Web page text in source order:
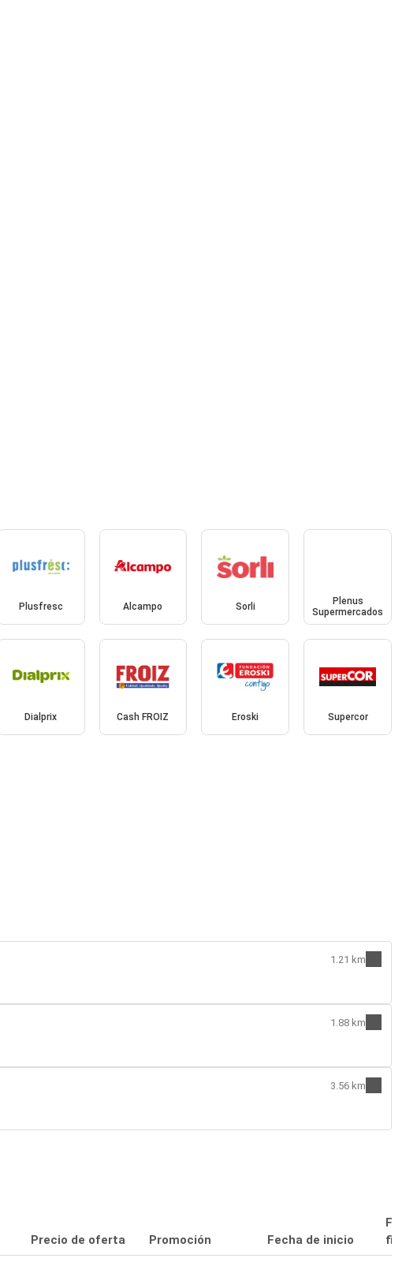
Plusfresc Alcampo Sorli
Plenus
Supermercados
Dialprix Cash FROIZ Eroski Supercor
1.21 km
1.88 km
3.56 km
Precio de oferta Promoción Fecha de inicio